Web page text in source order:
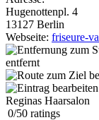
Hugenottenpl. 4
13127 Berlin
Webseite: friseure-
entfernt
Reginas Haarsalon
0/50 ratings